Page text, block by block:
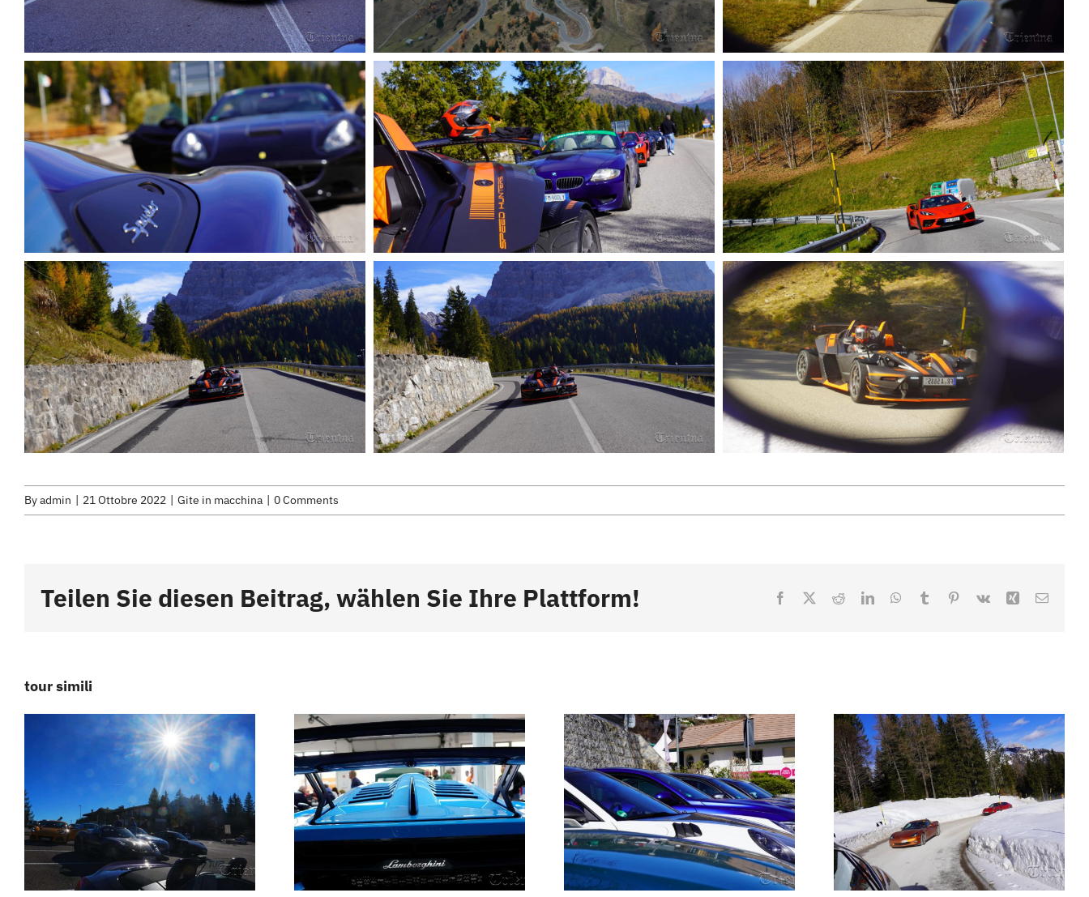
Byadmin | 21 Ottobre 2022 | Gite in macchina | 0 Comments
Teilen Sie diesen Beitrag, wählen Sie Ihre Plattform! Facebook RedditLinkedInWhatsApp
Tumblr Pinterest
Vk Xing Email
tour simili
Colazione
Weisswurst –
Tour delle
Dolomiti
dell’Alto Adige
La regione della
Ruhr ospite dei
tour delle
Dolomiti
dell’Alto Adige
Tour della neve
2
Tour di Trientna
2025